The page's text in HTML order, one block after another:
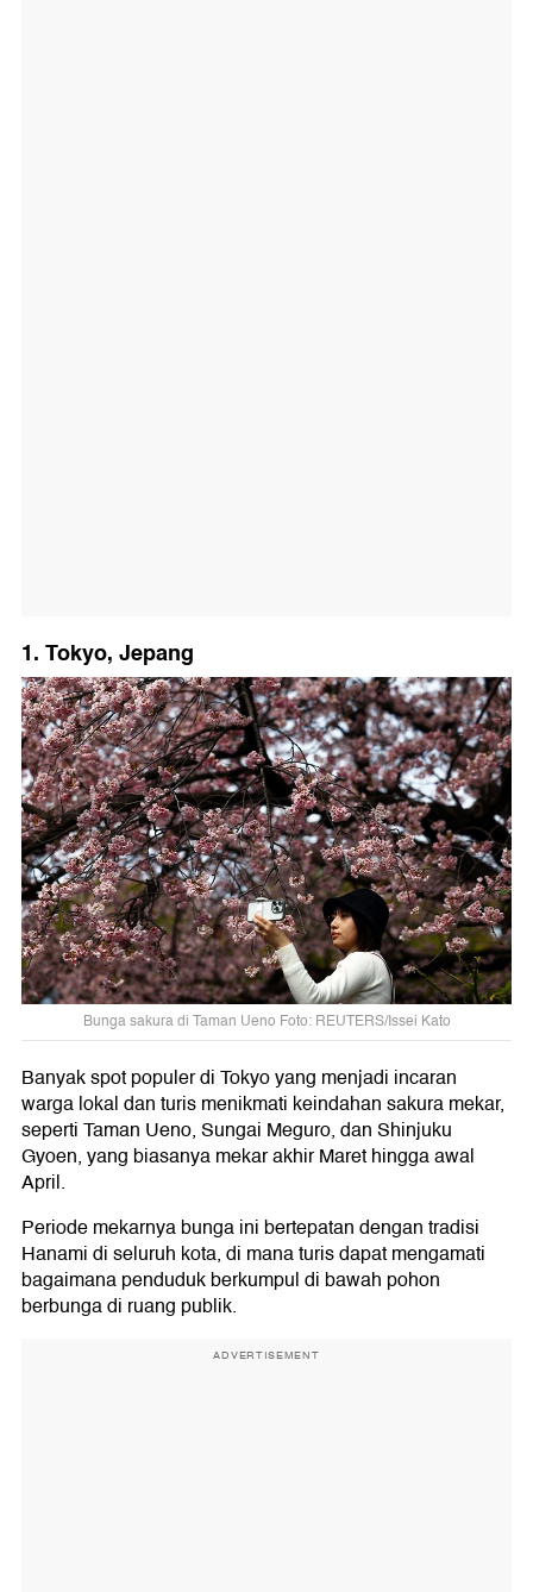
1. Tokyo, Jepang
Bunga sakura di Taman Ueno Foto: REUTERS/Issei Kato
Banyak spot populer di Tokyo yang menjadi incaran
warga lokal dan turis menikmati keindahan sakura mekar,
seperti Taman Ueno, Sungai Meguro, dan Shinjuku
Gyoen, yang biasanya mekar akhir Maret hingga awal
April.
Periode mekarnya bunga ini bertepatan dengan tradisi
Hanami di seluruh kota, di mana turis dapat mengamati
bagaimana penduduk berkumpul di bawah pohon
berbunga di ruang publik.
ADVERTISEMENT